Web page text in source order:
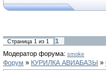
Страница 1 из 1
1
Модератор форума: smoke
Форум » КУРИЛКА АВИАБАЗЫ »